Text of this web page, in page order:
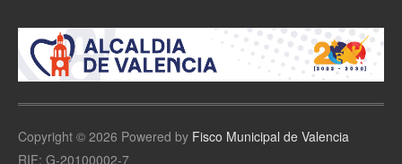
Copyright © 2026 Powered by Fisco Municipal de Valencia
RIF: G-20100002-7